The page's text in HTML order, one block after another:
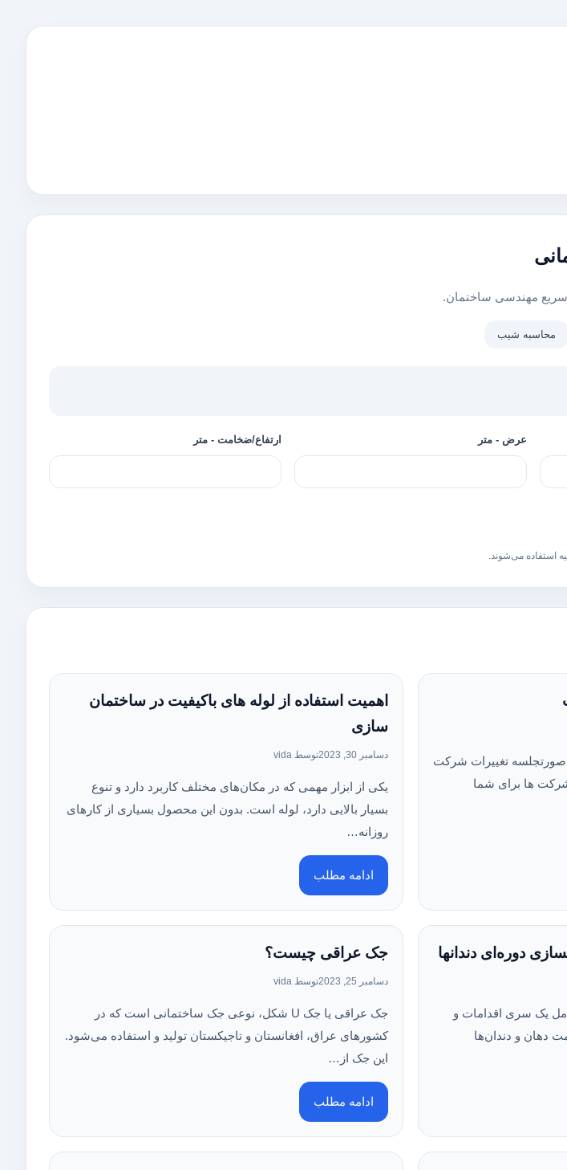
سریع مهندسی ساختمان.
محاسبه شیب
عرض - متر ارتفاع/ضخامت - متر
استفاده می‌شوند.
صورتجلسه تغییرات شرکت
شرکت ها برای شما
اهمیت استفاده از لوله های باکیفیت در ساختمان
سازی
دسامبر 30, 2023 توسط vida
یکی از ابزار مهمی که در مکان‌های مختلف کاربرد دارد و تنوع
بسیار بالایی دارد، لوله است. بدون این محصول بسیاری از کارهای
روزانه…
ادامه مطلب
دوره‌ای دندانها
یک سری اقدامات و
دهان و دندان‌ها
جک عراقی چیست؟
دسامبر 25, 2023 توسط vida
جک عراقی یا جک U شکل، نوعی جک ساختمانی است که در
کشورهای عراق، افغانستان و تاجیکستان تولید و استفاده می‌شود.
این جک از…
ادامه مطلب